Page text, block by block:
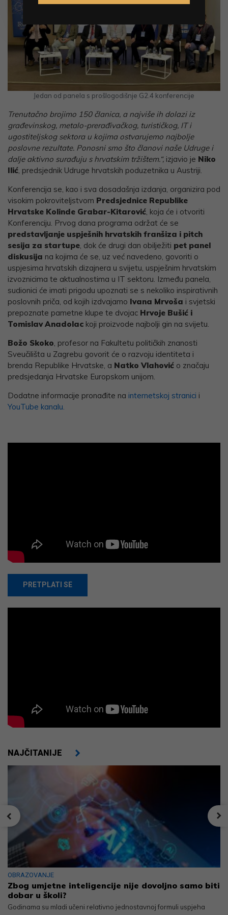
Jedan od panela s prošlogodišnje G2.4 konferencije
Trenutačno brojimo 150 članica, a najviše ih dolazi iz
građevinskog, metalo-prerađivačkog, turističkog, IT i
ugostiteljskog sektora u kojima ostvarujemo najbolje
poslovne rezultate. Ponosni smo što članovi naše Udruge i
dalje aktivno surađuju s hrvatskim tržištem.“, izjavio je Niko
Ilić, predsjednik Udruge hrvatskih poduzetnika u Austriji.
Konferencija se, kao i sva dosadašnja izdanja, organizira pod
visokim pokroviteljstvom Predsjednice Republike
Hrvatske Kolinde Grabar-Kitarović, koja će i otvoriti
Konferenciju. Prvog dana programa održat će se
predstavljanje uspješnih hrvatskih franšiza i pitch
sesija za startupe, dok će drugi dan obilježiti pet panel
diskusija na kojima će se, uz već navedeno, govoriti o
uspjesima hrvatskih dizajnera u svijetu, uspješnim hrvatskim
izvoznicima te aktualnostima u IT sektoru. Između panela,
sudionici će imati prigodu upoznati se s nekoliko inspirativnih
poslovnih priča, od kojih izdvajamo Ivana Mrvoša i svjetski
prepoznate pametne klupe te dvojac Hrvoje Bušić i
Tomislav Anadolac koji proizvode najbolji gin na svijetu.
Božo Skoko, profesor na Fakultetu političkih znanosti
Sveučilišta u Zagrebu govorit će o razvoju identiteta i
brenda Republike Hrvatske, a Natko Vlahović o značaju
predsjedanja Hrvatske Europskom unijom.
Dodatne informacije pronađite na internetskoj stranici i
YouTube kanalu.
PRETPLATI SE
NAJČITANIJE
OBRAZOVANJE
Zbog umjetne inteligencije nije dovoljno samo biti
dobar u školi?
Godinama su mladi učeni relativno jednostavnoj formuli uspjeha